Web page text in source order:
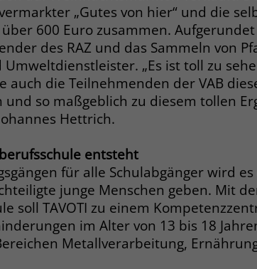
„Gutes von hier“ und die
600 Euro zusammen.
des RAZ und das Sammeln von
Umweltdienstleister. „Es ist toll zu
auch die Teilnehmenden der VAB
so maßgeblich zu diesem tollen
Hettrich.
entsteht
für alle Schulabgänger wird
junge Menschen geben. Mit
soll TAVOTI zu einem
im Alter von 13 bis 18
Metallverarbeitung,
Laufzeit 1 Monat
Zweck
Behält die Zustimmung des
Cookie Opt-In
Name __cf_bm
Anbieter .fonts.net
Laufzeit 30 Minuten
Zweck
This cookie, set by Cloudflare, is
support Cloudflare Bot
Name JSessionID
zusammenzufassen.
Name _gcl_au
Anbieter Google Ads
Laufzeit 90 Tage
Zweck Enthält eine zufallsgenerierte
Name _gcl_aw
Anbieter Google Ads